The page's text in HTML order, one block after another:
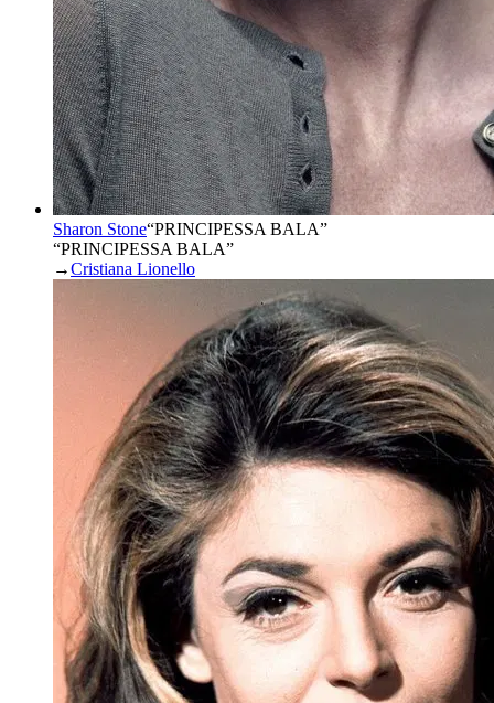
Sharon Stone“PRINCIPESSA BALA”
“PRINCIPESSA BALA”
→Cristiana Lionello